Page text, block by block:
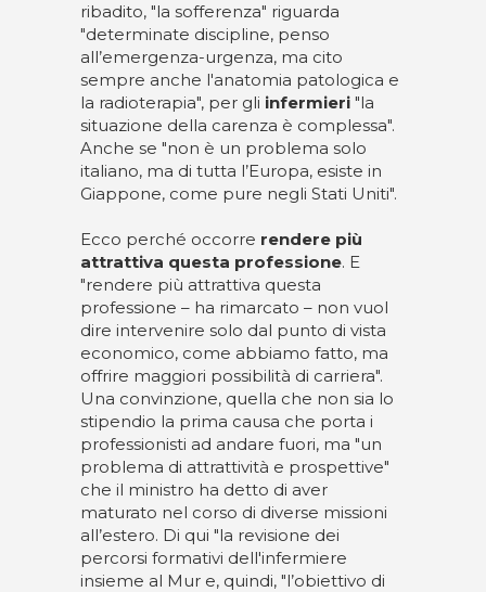
ribadito, "la sofferenza" riguarda
"determinate discipline, penso
all’emergenza-urgenza, ma cito
sempre anche l'anatomia patologica e
la radioterapia", per gli infermieri "la
situazione della carenza è complessa".
Anche se "non è un problema solo
italiano, ma di tutta l’Europa, esiste in
Giappone, come pure negli Stati Uniti".
Ecco perché occorre rendere più
attrattiva questa professione. E
"rendere più attrattiva questa
professione – ha rimarcato – non vuol
dire intervenire solo dal punto di vista
economico, come abbiamo fatto, ma
offrire maggiori possibilità di carriera".
Una convinzione, quella che non sia lo
stipendio la prima causa che porta i
professionisti ad andare fuori, ma "un
problema di attrattività e prospettive"
che il ministro ha detto di aver
maturato nel corso di diverse missioni
all’estero. Di qui "la revisione dei
percorsi formativi dell'infermiere
insieme al Mur e, quindi, "l’obiettivo di